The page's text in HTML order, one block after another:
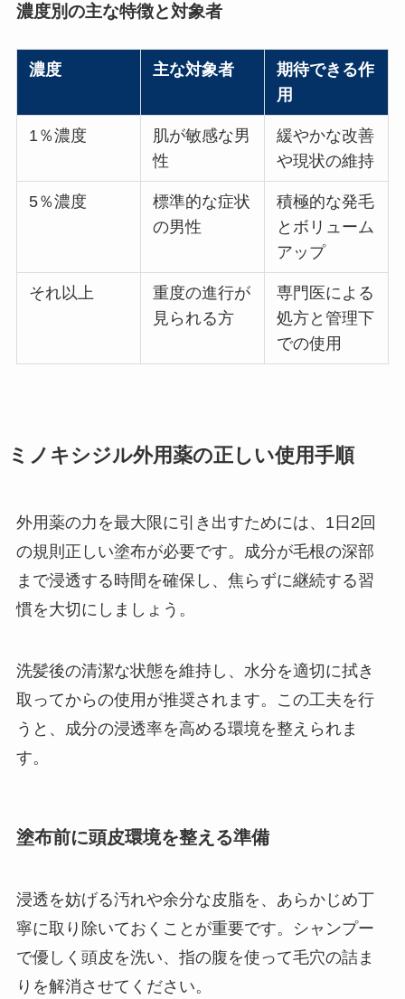
濃度別の主な特徴と対象者
濃度 主な対象者
期待できる作
用
1％濃度
肌が敏感な男
性
緩やかな改善
や現状の維持
5％濃度
標準的な症状
の男性
積極的な発毛
とボリューム
アップ
それ以上
重度の進行が
見られる方
専門医による
処方と管理下
での使用
ミノキシジル外用薬の正しい使用手順
外用薬の力を最大限に引き出すためには、1日2回
の規則正しい塗布が必要です。成分が毛根の深部
まで浸透する時間を確保し、焦らずに継続する習
慣を大切にしましょう。
洗髪後の清潔な状態を維持し、水分を適切に拭き
取ってからの使用が推奨されます。この工夫を行
うと、成分の浸透率を高める環境を整えられま
す。
塗布前に頭皮環境を整える準備
浸透を妨げる汚れや余分な皮脂を、あらかじめ丁
寧に取り除いておくことが重要です。シャンプー
で優しく頭皮を洗い、指の腹を使って毛穴の詰ま
りを解消させてください。